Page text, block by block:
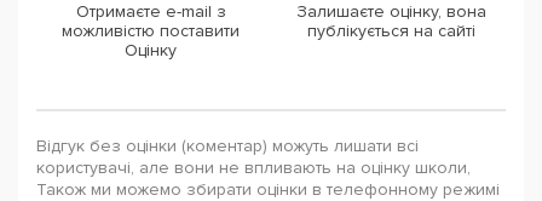
Отримаєте e-mail з
можливістю поставити
Оцінку
Залишаєте оцінку, вона
публікується на сайті
Відгук без оцінки (коментар) можуть лишати всі
користувачі, але вони не впливають на оцінку школи,
Також ми можемо збирати оцінки в телефонному режимі